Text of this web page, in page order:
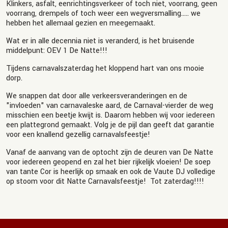
Klinkers, asfalt, eenrichtingsverkeer of toch niet, voorrang, geen
voorrang, drempels of toch weer een wegversmalling..... we
hebben het allemaal gezien en meegemaakt.
Wat er in alle decennia niet is veranderd, is het bruisende
middelpunt: OEV 1 De Natte!!!
Tijdens carnavalszaterdag het kloppend hart van ons mooie
dorp.
We snappen dat door alle verkeersveranderingen en de
"invloeden" van carnavaleske aard, de Carnaval-vierder de weg
misschien een beetje kwijt is. Daarom hebben wij voor iedereen
een plattegrond gemaakt. Volg je de pijl dan geeft dat garantie
voor een knallend gezellig carnavalsfeestje!
Vanaf de aanvang van de optocht zijn de deuren van De Natte
voor iedereen geopend en zal het bier rijkelijk vloeien! De soep
van tante Cor is heerlijk op smaak en ook de Vaute DJ volledige
op stoom voor dit Natte Carnavalsfeestje! Tot zaterdag!!!!